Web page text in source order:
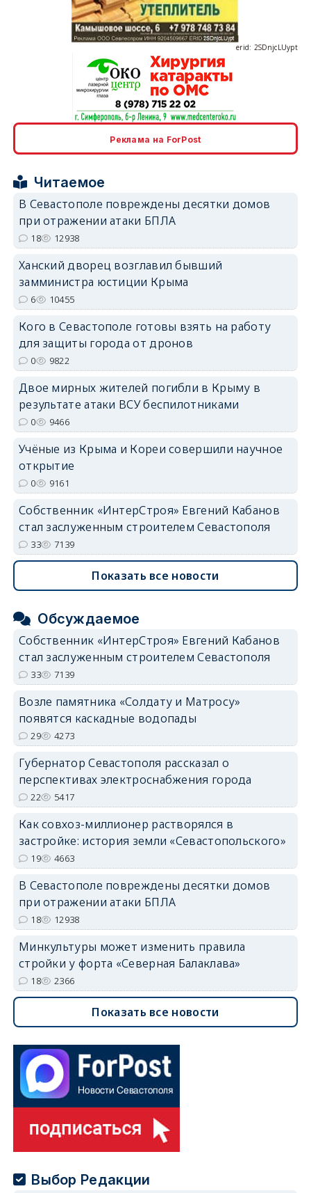
erid: 2SDnjcLUypt
erid: 2SDnjcrDNw6
erid: 2SDnjdvhGXG
Реклама на ForPost
Читаемое
В Севастополе повреждены десятки домов
при отражении атаки БПЛА
18 12938
Ханский дворец возглавил бывший
замминистра юстиции Крыма
6 10455
Кого в Севастополе готовы взять на работу
для защиты города от дронов
0 9822
Двое мирных жителей погибли в Крыму в
результате атаки ВСУ беспилотниками
0 9466
Учёные из Крыма и Кореи совершили научное
открытие
0 9161
Собственник «ИнтерСтроя» Евгений Кабанов
стал заслуженным строителем Севастополя
33 7139
Показать все новости
Обсуждаемое
Собственник «ИнтерСтроя» Евгений Кабанов
стал заслуженным строителем Севастополя
33 7139
Возле памятника «Солдату и Матросу»
появятся каскадные водопады
29 4273
Губернатор Севастополя рассказал о
перспективах электроснабжения города
22 5417
Как совхоз-миллионер растворялся в
застройке: история земли «Севастопольского»
19 4663
В Севастополе повреждены десятки домов
при отражении атаки БПЛА
18 12938
Минкультуры может изменить правила
стройки у форта «Северная Балаклава»
18 2366
Показать все новости
Выбор Редакции